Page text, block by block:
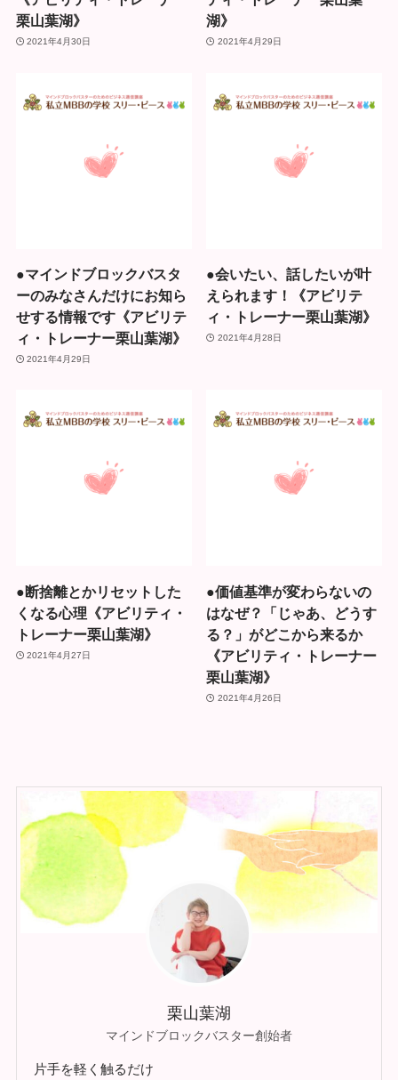
栗山葉湖》
2021年4月30日
湖》
2021年4月29日
●マインドブロックバスタ
ーのみなさんだけにお知ら
せする情報です《アビリテ
ィ・トレーナー栗山葉湖》
2021年4月29日
●会いたい、話したいが叶
えられます！《アビリテ
ィ・トレーナー栗山葉湖》
2021年4月28日
●断捨離とかリセットした
くなる心理《アビリティ・
トレーナー栗山葉湖》
2021年4月27日
●価値基準が変わらないの
はなぜ？「じゃあ、どうす
る？」がどこから来るか
《アビリティ・トレーナー
栗山葉湖》
2021年4月26日
栗山葉湖
マインドブロックバスター創始者
片手を軽く触るだけ